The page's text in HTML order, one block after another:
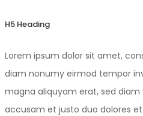
H5 Heading
Lorem ipsum dolor sit amet,
diam nonumy eirmod tempor
magna aliquyam erat, sed
accusam et justo duo dolores